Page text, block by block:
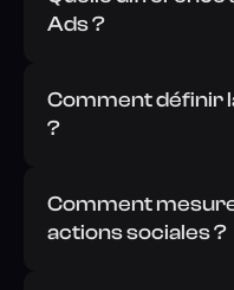
Ads ?
Comment définir
?
Comment
actions sociales ?